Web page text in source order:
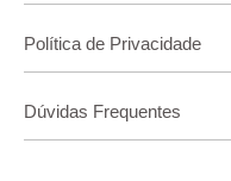
Política de Privacidade
Dúvidas Frequentes